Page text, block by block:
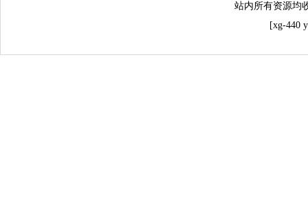
站内所有资源均
[xg-440